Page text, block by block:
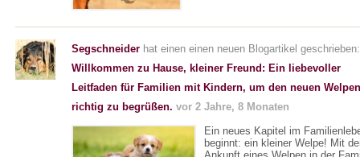
Segschneider hat einen einen neuen Blogartikel geschrieben:
Willkommen zu Hause, kleiner Freund: Ein liebevoller
Leitfaden für Familien mit Kindern, um den neuen Welpen
richtig zu begrüßen. vor 2 Jahre, 8 Monaten
Ein neues Kapitel im
beginnt: ein kleiner Welpe! Mit